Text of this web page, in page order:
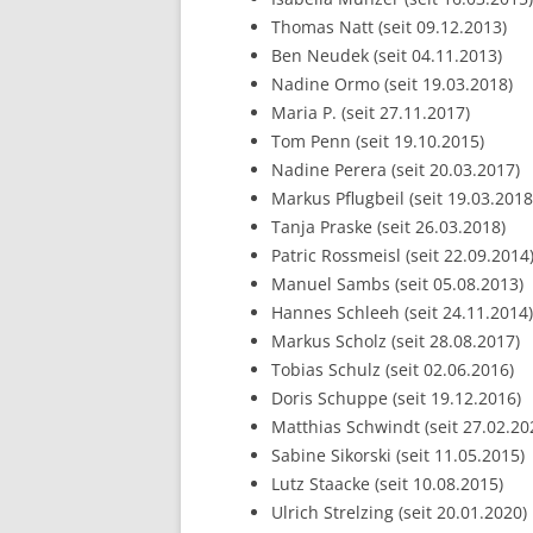
Thomas Natt (seit 09.12.2013)
Ben Neudek (seit 04.11.2013)
Nadine Ormo (seit 19.03.2018)
Maria P. (seit 27.11.2017)
Tom Penn (seit 19.10.2015)
Nadine Perera (seit 20.03.2017)
Markus Pflugbeil (seit
Tanja Praske (seit 26.03.2018)
Patric Rossmeisl (seit 22.09.2014)
Manuel Sambs (seit 05.08.2013)
Hannes Schleeh (seit 24.11.2014)
Markus Scholz (seit 28.08.2017)
Tobias Schulz (seit 02.06.2016)
Doris Schuppe (seit 19.12.2016)
Matthias Schwindt (seit
Sabine Sikorski (seit 11.05.2015)
Lutz Staacke (seit 10.08.2015)
Ulrich Strelzing (seit 20.01.2020)